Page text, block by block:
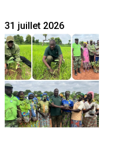
31 juillet 2026